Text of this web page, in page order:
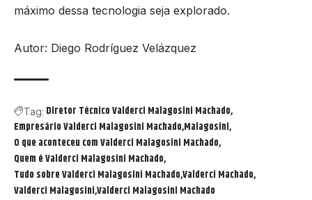
máximo dessa tecnologia seja explorado.
Autor: Diego Rodríguez Velázquez
Tag: Diretor Técnico Valderci Malagosini Machado
Empresário Valderci Malagosini Machado Malagosini
O que aconteceu com Valderci Malagosini Machado
Quem é Valderci Malagosini Machado
Tudo sobre Valderci Malagosini MachadoValderci Machado
Valderci MalagosiniValderci Malagosini Machado